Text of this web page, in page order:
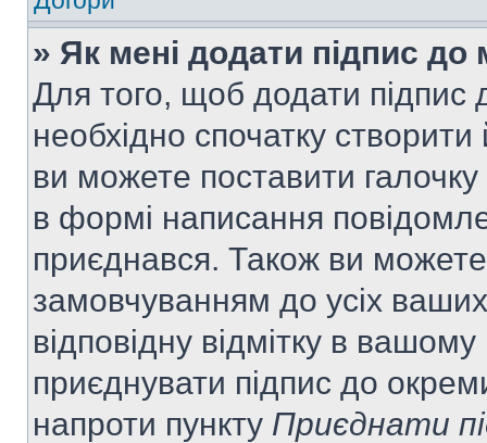
» Як мені додати підпис
Для того, щоб додати
необхідно спочатку
ви можете поставити
в формі написання
приєднався. Також ви
замовчуванням до усіх
відповідну відмітку в
приєднувати підпис до
напроти пункту Приєднати